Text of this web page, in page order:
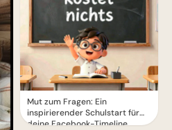
Mut zum Fragen: Ein
inspirierender Schulstart für
deine Facebook-Timeline